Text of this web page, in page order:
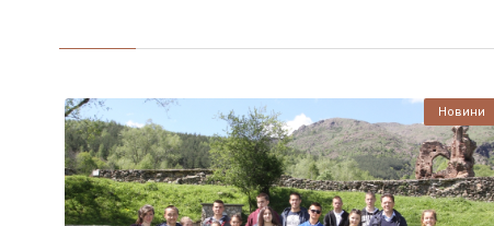
Новини